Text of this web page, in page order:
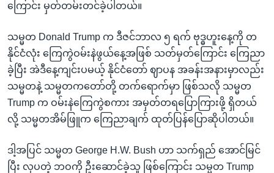
ကြောင်း မှတ်တမ်းတင်ခဲ့ပါတယ်။
သမ္မတ Donald Trump က ဒီဇင်ဘာလ ၅ ရက် ဗုဒ္ဓဟူးနေ့ကို တ
နိုင်ငံလုံး ကြေကွဲဝမ်းနဲဖွယ်နေ့အဖြစ် သတ်မှတ်ကြောင်း ကြေညာ
ခဲ့ပြီး အဲဒီနေ့ကျင်းပမယ့် နိုင်ငံတော် ဈာပန အခန်းအနားမှာလည်း
သမ္မတနဲ့ သမ္မတကတော်တို့ တက်ရောက်မှာ ဖြစ်သလို သမ္မတ
Trump က ဝမ်းနဲကြေကွဲစကား အမှတ်တရပြောကြားဖို့ ရှိတယ်
လို့ သမ္မတအိမ်ဖြူက ကြေညာချက် ထုတ်ပြန်ပြောဆိုပါတယ်။
ဒါ့အပြင် သမ္မတ George H.W. Bush ဟာ သက်ရှည် အောင်မြင်
ပြီး လှပတဲ့ ဘဝကို ဦးဆောင်ခဲ့သူ ဖြစ်ကြောင်း သမ္မတ Trump